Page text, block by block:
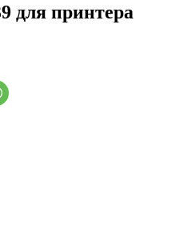
для принтера